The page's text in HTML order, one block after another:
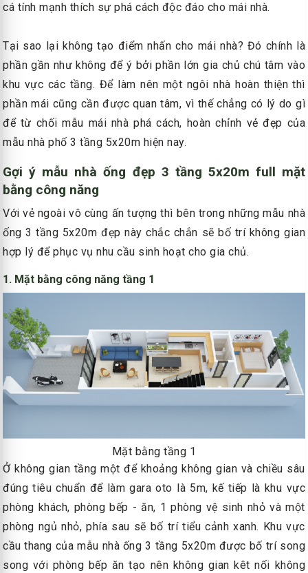
cá tính mạnh thích sự phá cách độc đáo cho mái nhà.
Tại sao lại không tạo điểm nhấn cho mái nhà? Đó chính là
phần gần như không để ý bởi phần lớn gia chủ chú tâm vào
khu vực các tầng. Để làm nên một ngôi nhà hoàn thiện thì
phần mái cũng cần được quan tâm, vì thế chẳng có lý do gì
để từ chối mẫu mái nhà phá cách, hoàn chỉnh vẻ đẹp của
mẫu nhà phố 3 tầng 5x20m hiện nay.
Gợi ý mẫu nhà ống đẹp 3 tầng 5x20m full mặt
bằng công năng
Với vẻ ngoài vô cùng ấn tượng thì bên trong những mẫu nhà
ống 3 tầng 5x20m đẹp này chắc chắn sẽ bố trí không gian
hợp lý để phục vụ nhu cầu sinh hoạt cho gia chủ.
1. Mặt bằng công năng tầng 1
Mặt bằng tầng 1
Ở không gian tầng một để khoảng không gian và chiều sâu
đúng tiêu chuẩn để làm gara oto là 5m, kế tiếp là khu vực
phòng khách, phòng bếp - ăn, 1 phòng vệ sinh nhỏ và một
phòng ngủ nhỏ, phía sau sẽ bố trí tiểu cảnh xanh. Khu vực
cầu thang của mẫu nhà ống 3 tầng 5x20m được bố trí song
song với phòng bếp ăn tạo nên không gian kêt nối không